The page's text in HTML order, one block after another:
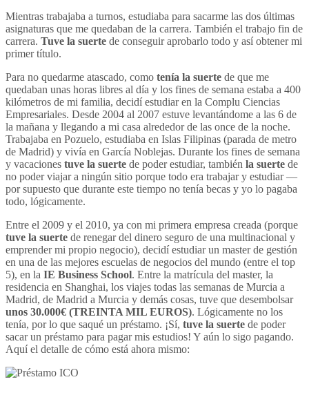
Mientras trabajaba a turnos, estudiaba para sacarme las dos últimas
asignaturas que me quedaban de la carrera. También el trabajo fin de
carrera. Tuve la suerte de conseguir aprobarlo todo y así obtener mi
primer título.
Para no quedarme atascado, como tenía la suerte de que me
quedaban unas horas libres al día y los fines de semana estaba a 400
kilómetros de mi familia, decidí estudiar en la Complu Ciencias
Empresariales. Desde 2004 al 2007 estuve levantándome a las 6 de
la mañana y llegando a mi casa alrededor de las once de la noche.
Trabajaba en Pozuelo, estudiaba en Islas Filipinas (parada de metro
de Madrid) y vivía en García Noblejas. Durante los fines de semana
y vacaciones tuve la suerte de poder estudiar, también la suerte de
no poder viajar a ningún sitio porque todo era trabajar y estudiar —
por supuesto que durante este tiempo no tenía becas y yo lo pagaba
todo, lógicamente.
Entre el 2009 y el 2010, ya con mi primera empresa creada (porque
tuve la suerte de renegar del dinero seguro de una multinacional y
emprender mi propio negocio), decidí estudiar un master de gestión
en una de las mejores escuelas de negocios del mundo (entre el top
5), en la IE Business School. Entre la matrícula del master, la
residencia en Shanghai, los viajes todas las semanas de Murcia a
Madrid, de Madrid a Murcia y demás cosas, tuve que desembolsar
unos 30.000€ (TREINTA MIL EUROS). Lógicamente no los
tenía, por lo que saqué un préstamo. ¡Sí, tuve la suerte de poder
sacar un préstamo para pagar mis estudios! Y aún lo sigo pagando.
Aquí el detalle de cómo está ahora mismo: